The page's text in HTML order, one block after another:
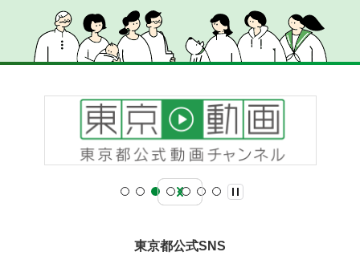
東京都公式SNS